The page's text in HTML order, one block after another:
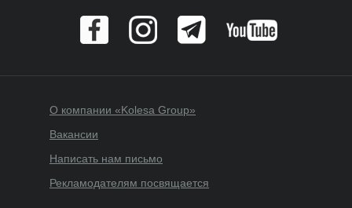
О компании «Kolesa Group»
Вакансии
Написать нам письмо
Рекламодателям посвящается